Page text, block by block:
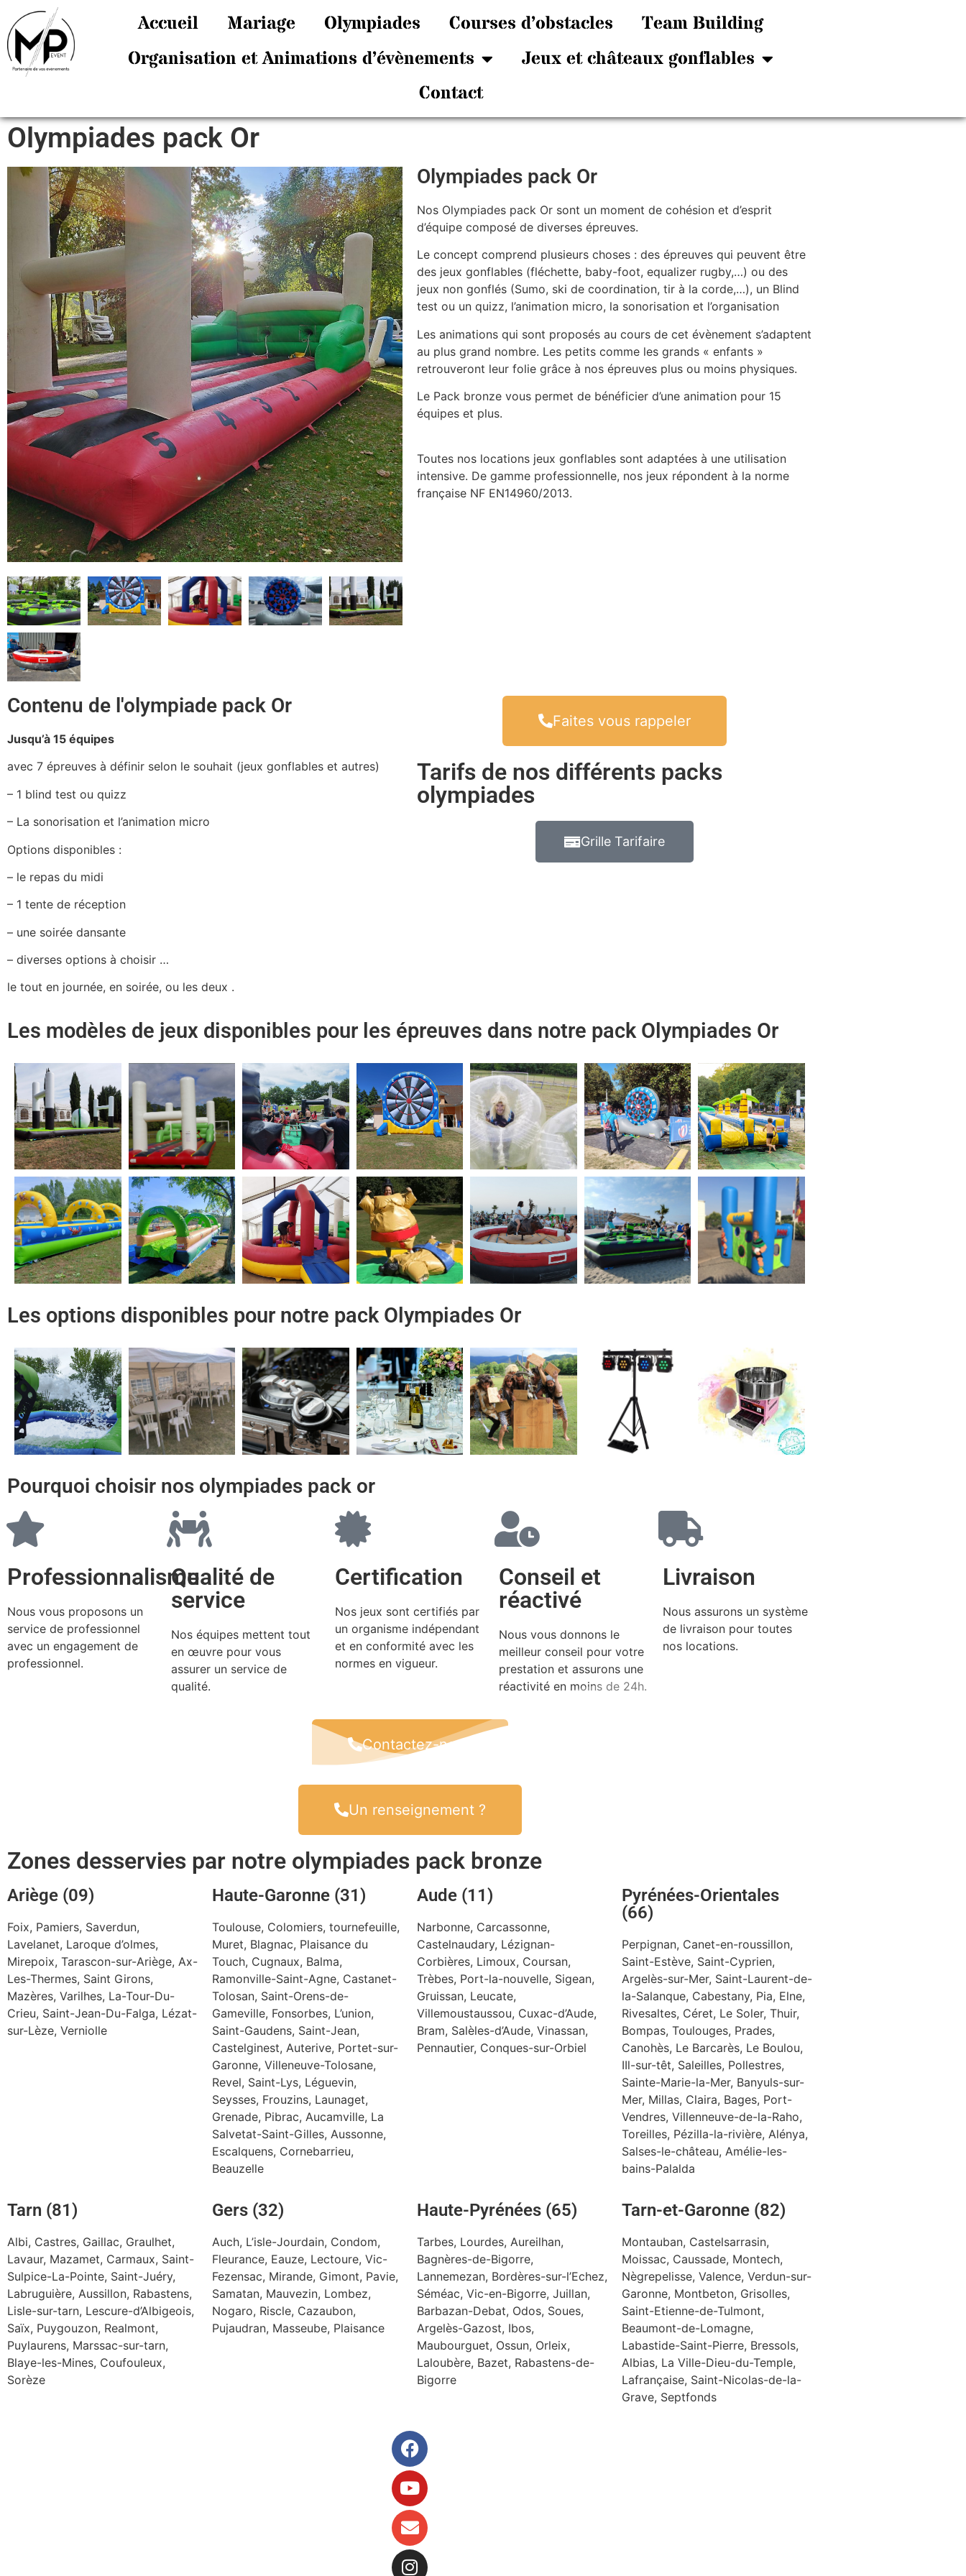
Accueil Mariage Olympiades Courses d’obstacles
Team Building
Organisation et Animations d’évènements
Jeux et châteaux gonflables
Contact
Olympiades pack Or
Olympiades pack Or
Nos Olympiades pack Or sont un moment de cohésion et d’esprit
d’équipe composé de diverses épreuves.
Le concept comprend plusieurs choses : des épreuves qui peuvent être
des jeux gonflables (fléchette, baby-foot, equalizer rugby,…) ou des
jeux non gonflés (Sumo, ski de coordination, tir à la corde,…), un Blind
test ou un quizz, l’animation micro, la sonorisation et l’organisation
Les animations qui sont proposés au cours de cet évènement s’adaptent
au plus grand nombre. Les petits comme les grands « enfants »
retrouveront leur folie grâce à nos épreuves plus ou moins physiques.
Le Pack bronze vous permet de bénéficier d’une animation pour 15
équipes et plus.
Toutes nos locations jeux gonflables sont adaptées à une utilisation
intensive. De gamme professionnelle, nos jeux répondent à la norme
française NF EN14960/2013.
Contenu de l'olympiade pack Or
Jusqu’à 15 équipes
avec 7 épreuves à définir selon le souhait (jeux gonflables et autres)
– 1 blind test ou quizz
– La sonorisation et l’animation micro
Options disponibles :
– le repas du midi
– 1 tente de réception
– une soirée dansante
– diverses options à choisir …
le tout en journée, en soirée, ou les deux .
Faites vous rappeler
Tarifs de nos différents packs
olympiades
Grille Tarifaire
Les modèles de jeux disponibles pour les épreuves dans notre pack Olympiades Or
Les options disponibles pour notre pack Olympiades Or
Pourquoi choisir nos olympiades pack or
Professionnalisme
Nous vous proposons un
service de professionnel
avec un engagement de
professionnel.
Qualité de
service
Nos équipes mettent tout
en œuvre pour vous
assurer un service de
qualité.
Certification
Nos jeux sont certifiés par
un organisme indépendant
et en conformité avec les
normes en vigueur.
Conseil et
réactivé
Nous vous donnons le
meilleur conseil pour votre
prestation et assurons une
réactivité en moins de 24h.
Livraison
Nous assurons un système
de livraison pour toutes
nos locations.
Contactez-nous
Un renseignement ?
Zones desservies par notre olympiades pack bronze
Ariège (09)
Foix, Pamiers, Saverdun,
Lavelanet, Laroque d’olmes,
Mirepoix, Tarascon-sur-Ariège, Ax-
Les-Thermes, Saint Girons,
Mazères, Varilhes, La-Tour-Du-
Crieu, Saint-Jean-Du-Falga, Lézat-
sur-Lèze, Verniolle
Haute-Garonne (31)
Toulouse, Colomiers, tournefeuille,
Muret, Blagnac, Plaisance du
Touch, Cugnaux, Balma,
Ramonville-Saint-Agne, Castanet-
Tolosan, Saint-Orens-de-
Gameville, Fonsorbes, L’union,
Saint-Gaudens, Saint-Jean,
Castelginest, Auterive, Portet-sur-
Garonne, Villeneuve-Tolosane,
Revel, Saint-Lys, Léguevin,
Seysses, Frouzins, Launaget,
Grenade, Pibrac, Aucamville, La
Salvetat-Saint-Gilles, Aussonne,
Escalquens, Cornebarrieu,
Beauzelle
Aude (11)
Narbonne, Carcassonne,
Castelnaudary, Lézignan-
Corbières, Limoux, Coursan,
Trèbes, Port-la-nouvelle, Sigean,
Gruissan, Leucate,
Villemoustaussou, Cuxac-d’Aude,
Bram, Salèles-d’Aude, Vinassan,
Pennautier, Conques-sur-Orbiel
Pyrénées-Orientales
(66)
Perpignan, Canet-en-roussillon,
Saint-Estève, Saint-Cyprien,
Argelès-sur-Mer, Saint-Laurent-de-
la-Salanque, Cabestany, Pia, Elne,
Rivesaltes, Céret, Le Soler, Thuir,
Bompas, Toulouges, Prades,
Canohès, Le Barcarès, Le Boulou,
IIl-sur-têt, Saleilles, Pollestres,
Sainte-Marie-la-Mer, Banyuls-sur-
Mer, Millas, Claira, Bages, Port-
Vendres, Villenneuve-de-la-Raho,
Toreilles, Pézilla-la-rivière, Alénya,
Salses-le-château, Amélie-les-
bains-Palalda
Tarn (81)
Albi, Castres, Gaillac, Graulhet,
Lavaur, Mazamet, Carmaux, Saint-
Sulpice-La-Pointe, Saint-Juéry,
Labruguière, Aussillon, Rabastens,
Lisle-sur-tarn, Lescure-d’Albigeois,
Saïx, Puygouzon, Realmont,
Puylaurens, Marssac-sur-tarn,
Blaye-les-Mines, Coufouleux,
Sorèze
Gers (32)
Auch, L’isle-Jourdain, Condom,
Fleurance, Eauze, Lectoure, Vic-
Fezensac, Mirande, Gimont, Pavie,
Samatan, Mauvezin, Lombez,
Nogaro, Riscle, Cazaubon,
Pujaudran, Masseube, Plaisance
Haute-Pyrénées (65)
Tarbes, Lourdes, Aureilhan,
Bagnères-de-Bigorre,
Lannemezan, Bordères-sur-l’Echez,
Séméac, Vic-en-Bigorre, Juillan,
Barbazan-Debat, Odos, Soues,
Argelès-Gazost, Ibos,
Maubourguet, Ossun, Orleix,
Laloubère, Bazet, Rabastens-de-
Bigorre
Tarn-et-Garonne (82)
Montauban, Castelsarrasin,
Moissac, Caussade, Montech,
Nègrepelisse, Valence, Verdun-sur-
Garonne, Montbeton, Grisolles,
Saint-Etienne-de-Tulmont,
Beaumont-de-Lomagne,
Labastide-Saint-Pierre, Bressols,
Albias, La Ville-Dieu-du-Temple,
Lafrançaise, Saint-Nicolas-de-la-
Grave, Septfonds